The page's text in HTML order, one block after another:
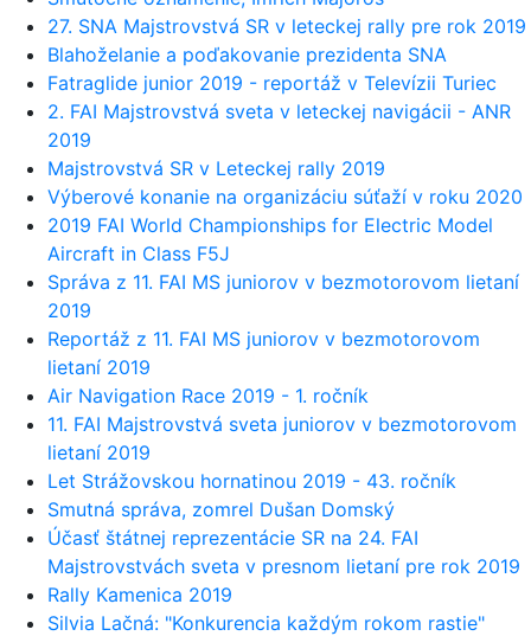
27. SNA Majstrovstvá SR v leteckej rally pre rok 2019
Blahoželanie a poďakovanie prezidenta SNA
Fatraglide junior 2019 - reportáž v Televízii Turiec
2. FAI Majstrovstvá sveta v leteckej navigácii - ANR
2019
Majstrovstvá SR v Leteckej rally 2019
Výberové konanie na organizáciu súťaží v roku 2020
2019 FAI World Championships for Electric Model
Aircraft in Class F5J
Správa z 11. FAI MS juniorov v bezmotorovom lietaní
2019
Reportáž z 11. FAI MS juniorov v bezmotorovom
lietaní 2019
Air Navigation Race 2019 - 1. ročník
11. FAI Majstrovstvá sveta juniorov v bezmotorovom
lietaní 2019
Let Strážovskou hornatinou 2019 - 43. ročník
Smutná správa, zomrel Dušan Domský
Účasť štátnej reprezentácie SR na 24. FAI
Majstrovstvách sveta v presnom lietaní pre rok 2019
Rally Kamenica 2019
Silvia Lačná: "Konkurencia každým rokom rastie"